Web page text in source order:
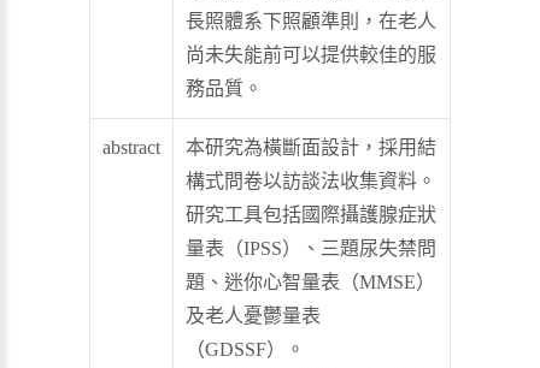
長照體系下照顧準則，在老人
尚未失能前可以提供較佳的服
務品質。
abstract
本研究為橫斷面設計，採用結
構式問卷以訪談法收集資料。
研究工具包括國際攝護腺症狀
量表（IPSS）、三題尿失禁問
題、迷你心智量表（MMSE）
及老人憂鬱量表
（GDSSF）。